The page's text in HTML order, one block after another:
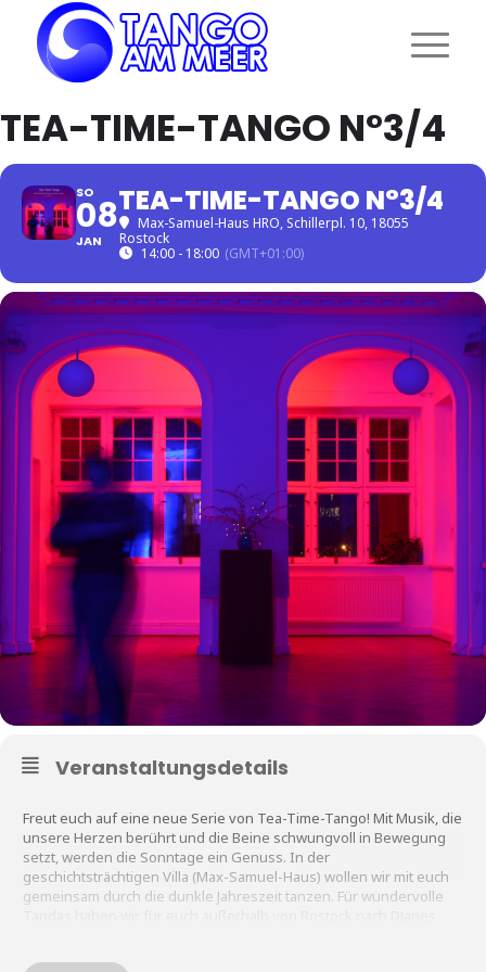
TEA-TIME-TANGO N°3/4
SO
08
JAN
TEA-TIME-TANGO N°3/4
Max-Samuel-Haus HRO, Schillerpl. 10, 18055
Rostock
14:00 - 18:00 (GMT+01:00)
Veranstaltungsdetails
Freut euch auf eine neue Serie von Tea-Time-Tango! Mit Musik, die
unsere Herzen berührt und die Beine schwungvoll in Bewegung
setzt, werden die Sonntage ein Genuss. In der
geschichtsträchtigen Villa (Max-Samuel-Haus) wollen wir mit euch
gemeinsam durch die dunkle Jahreszeit tanzen. Für wundervolle